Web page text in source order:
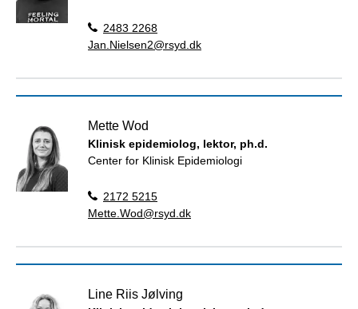
2483 2268
Jan.Nielsen2@rsyd.dk
Mette Wod
Klinisk epidemiolog, lektor, ph.d.
Center for Klinisk Epidemiologi
2172 5215
Mette.Wod@rsyd.dk
Line Riis Jølving